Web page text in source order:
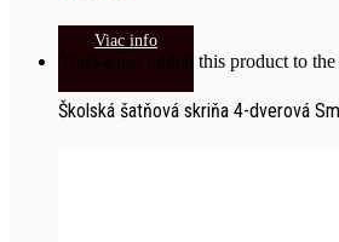
Viac info
You've just added this product to the
Školská šatňová skriňa 4-dverová